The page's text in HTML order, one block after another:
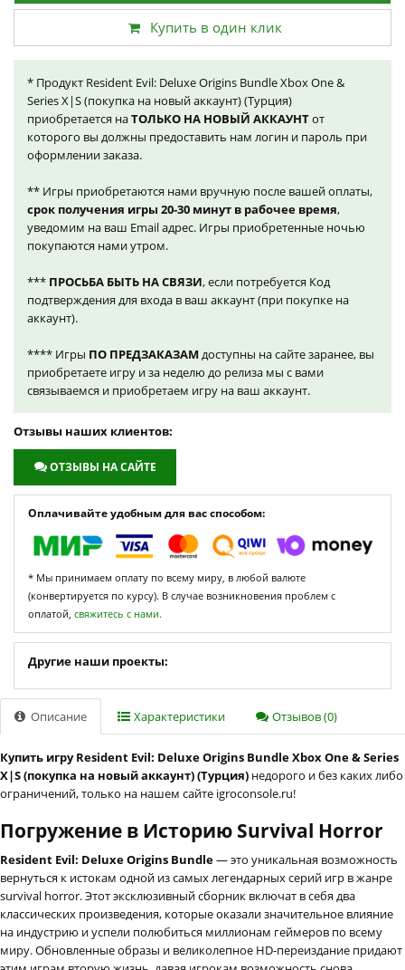
Купить в один клик
* Продукт Resident Evil: Deluxe Origins Bundle Xbox One &
Series X|S (покупка на новый аккаунт) (Турция)
приобретается наТОЛЬКО НА НОВЫЙ АККАУНТот
которого вы должны предоставить нам логин и пароль при
оформлении заказа.
** Игры приобретаются нами вручную после вашей оплаты,
срок получения игры 20-30 минут в рабочее время,
уведомим на ваш Email адрес. Игры приобретенные ночью
покупаются нами утром.
*** ПРОСЬБА БЫТЬ НА СВЯЗИ, если потребуется Код
подтверждения для входа в ваш аккаунт (при покупке на
аккаунт).
**** Игры ПО ПРЕДЗАКАЗАМ доступны на сайте заранее, вы
приобретаете игру и за неделю до релиза мы с вами
связываемся и приобретаем игру на ваш аккаунт.
Отзывы наших клиентов:
ОТЗЫВЫ НА САЙТЕ
Оплачивайте удобным для вас способом:
* Мы принимаем оплату по всему миру, в любой валюте
(конвертируется по курсу). В случае возникновения проблем с
оплатой, свяжитесь с нами.
Другие наши проекты:
Описание Характеристики Отзывов (0)
Купить игру Resident Evil: Deluxe Origins Bundle Xbox One & Series
X|S (покупка на новый аккаунт) (Турция) недорого и без каких либо
ограничений, только на нашем сайте igroconsole.ru!
Погружение в Историю Survival Horror
Resident Evil: Deluxe Origins Bundle— это уникальная возможность
вернуться к истокам одной из самых легендарных серий игр в жанре
survival horror. Этот эксклюзивный сборник включат в себя два
классических произведения, которые оказали значительное влияние
на индустрию и успели полюбиться миллионам геймеров по всему
миру. Обновленные образы и великолепное HD-переиздание придают